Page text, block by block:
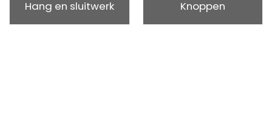
Hang en sluitwerk Knoppen